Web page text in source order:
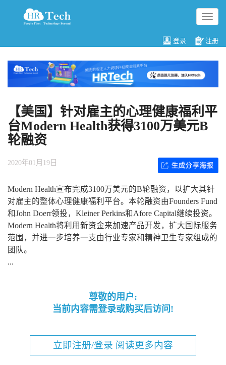
切
换
航
登录 注册
【美国】针对雇主的心理健康福利平
台Modern Health获得3100万美元B
轮融资
2020年01月19日
Modern Health宣布完成3100万美元的B轮融资，以扩大其针
对雇主的整体心理健康福利平台。本轮融资由Founders Fund
和John Doerr领投，Kleiner Perkins和Afore Capital继续投资。
Modern Health将利用新资金来加速产品开发，扩大国际服务
范围，并进一步培养一支由行业专家和精神卫生专家组成的
团队。
...
尊敬的用户:
当前内容需登录或购买后访问!
立即注册/登录 阅读更多内容